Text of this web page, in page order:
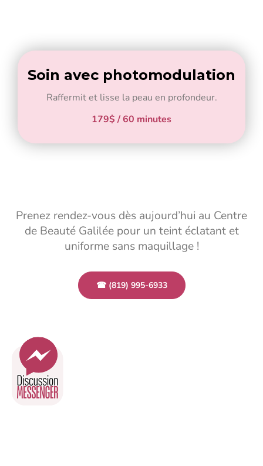
Soin avec photomodulation
Raffermit et lisse la peau en profondeur.
179$ / 60 minutes
Prenez rendez-vous dès aujourd’hui au Centre
de Beauté Galilée pour un teint éclatant et
uniforme sans maquillage !
☎ (819) 995-6933